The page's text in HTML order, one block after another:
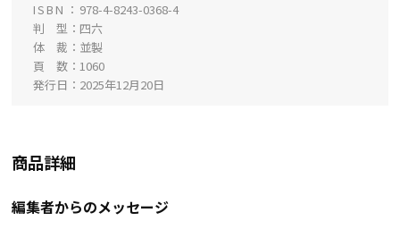
ISBN
978-4-8243-0368-4
判 型
四六
体 裁
並製
頁 数
1060
発行日
2025年12月20日
商品詳細
編集者からのメッセージ